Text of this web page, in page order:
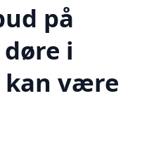
på
i
kan være